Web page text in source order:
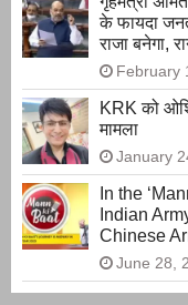
के फायदा
राजा बनेगा,
February
KRK को
मामला
January
In the
Indian
Chinese
June 28,